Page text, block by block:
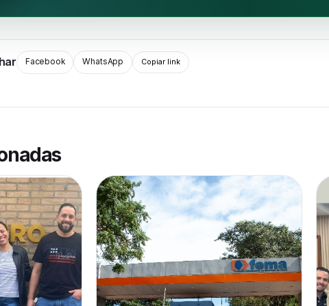
Facebook WhatsApp Copiar link